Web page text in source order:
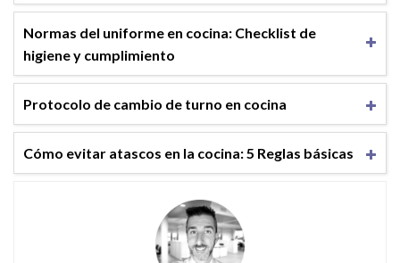
Normas del uniforme en cocina: Checklist de
higiene y cumplimiento
Protocolo de cambio de turno en cocina
Cómo evitar atascos en la cocina: 5 Reglas básicas